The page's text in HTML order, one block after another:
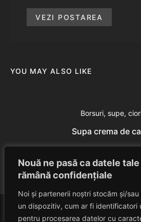
Nouă ne pasă ca datele
rămână confidențiale
Noi și partenerii noștri stocăm și/
un dispozitiv, cum ar fi identificatori
pentru procesarea datelor cu
VEZI POSTAREA
YOU MAY ALSO LIKE
Borsuri, supe,
Supa crema de
Eduard Nedelcu July